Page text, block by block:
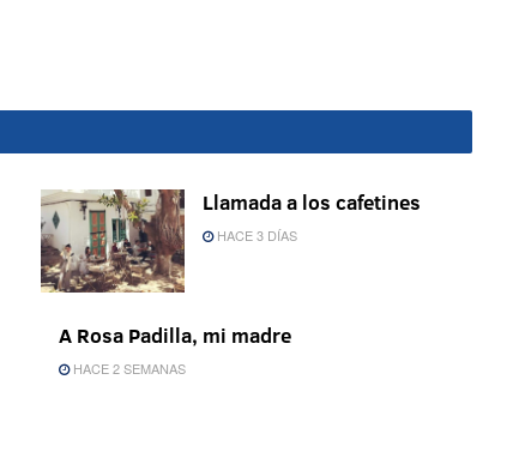
Llamada a los cafetines
HACE 3 DÍAS
A Rosa Padilla, mi madre
HACE 2 SEMANAS